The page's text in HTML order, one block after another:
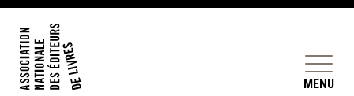
MENU